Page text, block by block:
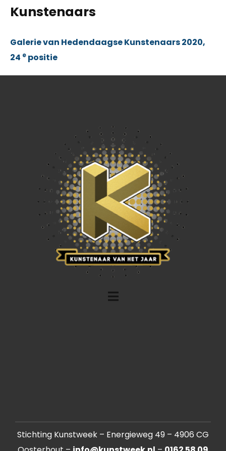
Kunstenaars
Galerie van Hedendaagse Kunstenaars 2020,
24 e positie
Stichting Kunstweek – Energieweg 49 – 4906 CG